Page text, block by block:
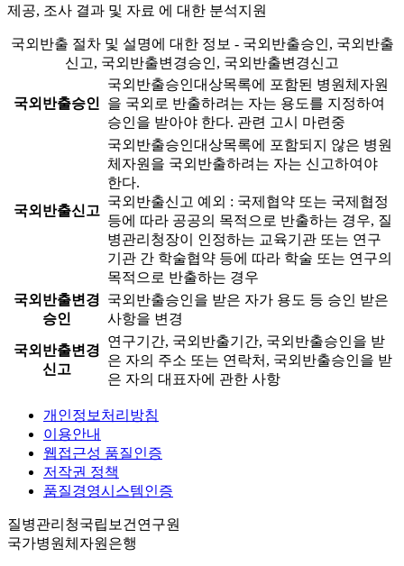
제공, 조사 결과 및 자료 에 대한 분석지원
국외반출 절차 및 설명에 대한 정보 - 국외반출승인, 국외반출
신고, 국외반출변경승인, 국외반출변경신고
국외반출승인
국외반출승인대상목록에 포함된 병원체자원
을 국외로 반출하려는 자는 용도를 지정하여
승인을 받아야 한다. 관련 고시 마련중
국외반출신고
국외반출승인대상목록에 포함되지 않은 병원
체자원을 국외반출하려는 자는 신고하여야
한다.
국외반출신고 예외 : 국제협약 또는 국제협정
등에 따라 공공의 목적으로 반출하는 경우, 질
병관리청장이 인정하는 교육기관 또는 연구
기관 간 학술협약 등에 따라 학술 또는 연구의
목적으로 반출하는 경우
국외반출변경
승인
국외반출승인을 받은 자가 용도 등 승인 받은
사항을 변경
국외반출변경
신고
연구기간, 국외반출기간, 국외반출승인을 받
은 자의 주소 또는 연락처, 국외반출승인을 받
은 자의 대표자에 관한 사항
개인정보처리방침
이용안내
웹접근성 품질인증
저작권 정책
품질경영시스템인증
질병관리청국립보건연구원
국가병원체자원은행